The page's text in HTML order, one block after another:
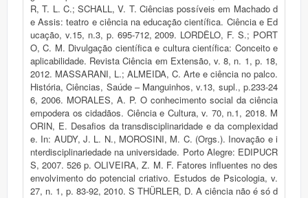
R, T. L. C.; SCHALL, V. T. Ciências possíveis em Machado d
e Assis: teatro e ciência na educação científica. Ciência e Ed
ucação, v.15, n.3, p. 695-712, 2009. LORDÊLO, F. S.; PORT
O, C. M. Divulgação científica e cultura científica: Conceito e
aplicabilidade. Revista Ciência em Extensão, v. 8, n. 1, p. 18,
2012. MASSARANI, L.; ALMEIDA, C. Arte e ciência no palco.
História, Ciências, Saúde – Manguinhos, v.13, supl., p.233-24
6, 2006. MORALES, A. P. O conhecimento social da ciência
empodera os cidadãos. Ciência e Cultura, v. 70, n.1, 2018. M
ORIN, E. Desafios da transdisciplinaridade e da complexidad
e. In: AUDY, J. L. N., MOROSINI, M. C. (Orgs.). Inovação e i
nterdisciplinariedade na universidade. Porto Alegre: EDIPUCR
S, 2007. 526 p. OLIVEIRA, Z. M. F. Fatores influentes no des
envolvimento do potencial criativo. Estudos de Psicologia, v.
27, n. 1, p. 83-92, 2010. S THÜRLER, D. A ciência não é só d